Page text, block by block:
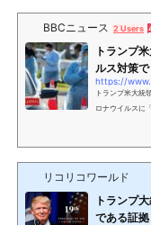
BBCニュース 2 Users
トランプ
ルス対策
https://
トランプ米大統
ロナウイルスに
リコリコワールド
トランプ
である証拠